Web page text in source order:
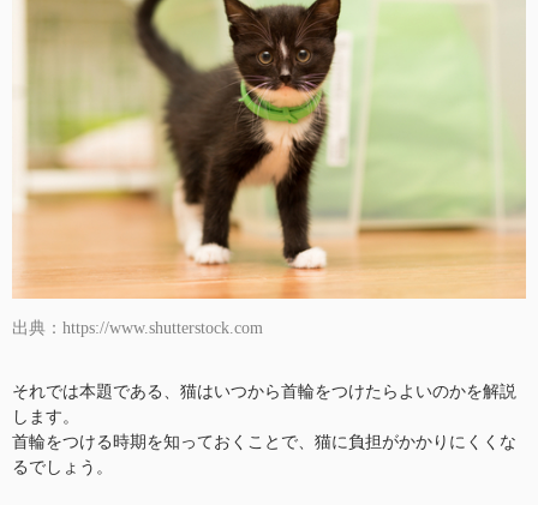
出典：https://www.shutterstock.com
それでは本題である、猫はいつから首輪をつけたらよいのかを解説
します。
首輪をつける時期を知っておくことで、猫に負担がかかりにくくな
るでしょう。